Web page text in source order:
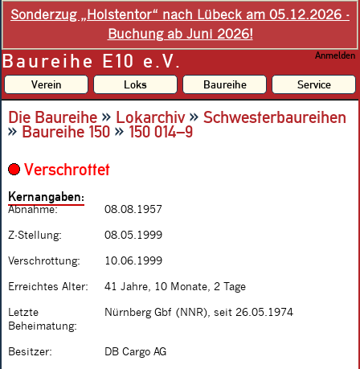
Sonderzug „Holstentor“ nach Lübeck am 05.12.2026 -
Buchung ab Juni 2026!
Baureihe E10 e.V. Anmelden
Verein Loks Baureihe Service
Die Baureihe » Lokarchiv» Schwesterbaureihen
»Baureihe 150 »150 014–9
Verschrottet
Kernangaben:
Abnahme: 08.08.1957
Z-Stellung: 08.05.1999
Verschrottung: 10.06.1999
Erreichtes Alter: 41 Jahre, 10 Monate, 2 Tage
Letzte
Beheimatung:
Nürnberg Gbf (NNR), seit 26.05.1974
Besitzer: DB Cargo AG